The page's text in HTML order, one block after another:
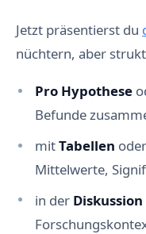
Jetzt präsentierst du
nüchtern, aber
Pro Hypothese
Befunde
mitTabellen oder
Mittelwerte,
in der Diskussion